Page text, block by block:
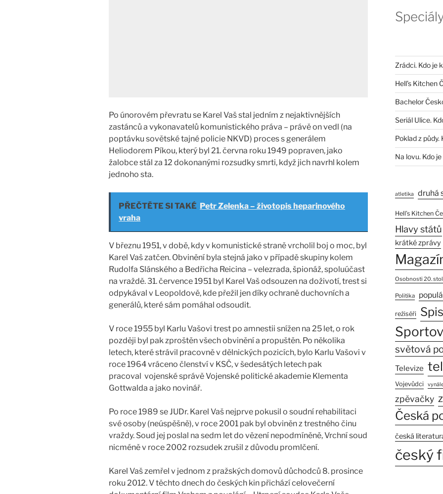
Po únorovém převratu se Karel Vaš stal jedním z nejaktivnějších
zastánců a vykonavatelů komunistického práva – právě on vedl (na
poptávku sovětské tajné policie NKVD) proces s generálem
Heliodorem Píkou, který byl 21. června roku 1949 popraven, jako
žalobce stál za 12 dokonanými rozsudky smrti, když jich navrhl kolem
jednoho sta.
PŘEČTĚTE SI TAKÉ Petr Zelenka – životopis heparinového
vraha
V březnu 1951, v době, kdy v komunistické straně vrcholil boj o moc, byl
Karel Vaš zatčen. Obvinění byla stejná jako v případě skupiny kolem
Rudolfa Slánského a Bedřicha Reicina – velezrada, špionáž, spoluúčast
na vraždě. 31. července 1951 byl Karel Vaš odsouzen na doživotí, trest si
odpykával v Leopoldově, kde přežil jen díky ochraně duchovních a
generálů, které sám pomáhal odsoudit.
V roce 1955 byl Karlu Vašovi trest po amnestii snížen na 25 let, o rok
později byl pak zproštěn všech obvinění a propuštěn. Po několika
letech, které strávil pracovně v dělnických pozicích, bylo Karlu Vašovi v
roce 1964 vráceno členství v KSČ, v šedesátých letech pak
pracoval vojenské správě Vojenské politické akademie Klementa
Gottwalda a jako novinář.
Po roce 1989 se JUDr. Karel Vaš nejprve pokusil o soudní rehabilitaci
své osoby (neúspěšně), v roce 2001 pak byl obviněn z trestného činu
vraždy. Soud jej poslal na sedm let do vězení nepodmíněně, Vrchní soud
nicméně v roce 2002 rozsudek zrušil z důvodu promlčení.
Karel Vaš zemřel v jednom z pražských domovů důchodců 8. prosince
roku 2012. V těchto dnech do českých kin přichází celovečerní
Zrádci. Kdo je
Hell’s Kitchen
Bachelor
Seriál Ulice.
Poklad z půdy.
Na lovu. Kdo
atletika druhá
Hell’s Kitchen
Hlavy států
krátké zprávy
Osobnosti 20.
Politika
režiséři
světová
Televize
Vojevůdci
zpěvačky
Česká
česká
český